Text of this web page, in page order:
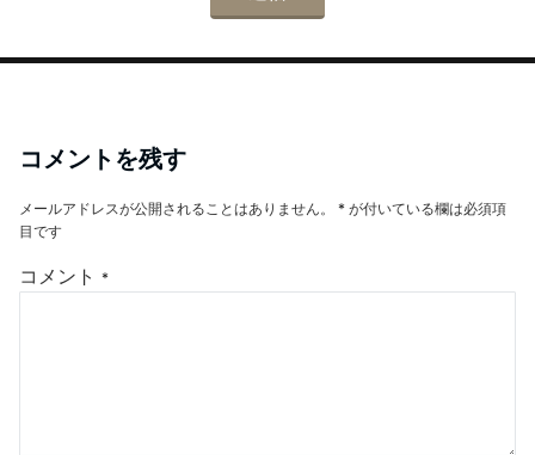
コメントを残す
メールアドレスが公開されることはありません。 * が付いている欄は必須項
目です
コメント *